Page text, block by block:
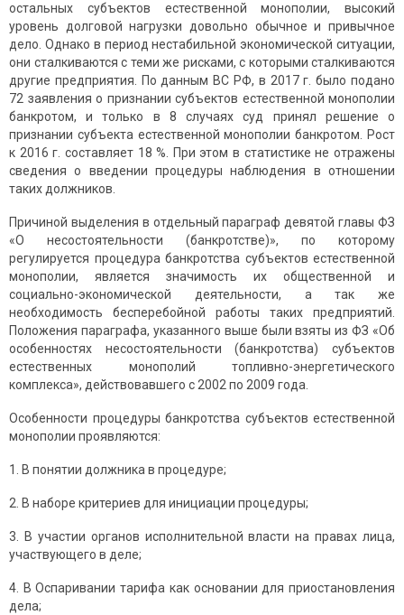
остальных субъектов естественной монополии, высокий
уровень долговой нагрузки довольно обычное и привычное
дело. Однако в период нестабильной экономической ситуации,
они сталкиваются с теми же рисками, с которыми сталкиваются
другие предприятия. По данным ВС РФ, в 2017 г. было подано
72 заявления о признании субъектов естественной монополии
банкротом, и только в 8 случаях суд принял решение о
признании субъекта естественной монополии банкротом. Рост
к 2016 г. составляет 18 %. При этом в статистике не отражены
сведения о введении процедуры наблюдения в отношении
таких должников.
Причиной выделения в отдельный параграф девятой главы ФЗ
«О несостоятельности (банкротстве)», по которому
регулируется процедура банкротства субъектов естественной
монополии, является значимость их общественной и
социально-экономической деятельности, а так же
необходимость бесперебойной работы таких предприятий.
Положения параграфа, указанного выше были взяты из ФЗ «Об
особенностях несостоятельности (банкротства) субъектов
естественных монополий топливно-энергетического
комплекса», действовавшего с 2002 по 2009 года.
Особенности процедуры банкротства субъектов естественной
монополии проявляются:
1. В понятии должника в процедуре;
2. В наборе критериев для инициации процедуры;
3. В участии органов исполнительной власти на правах лица,
участвующего в деле;
4. В Оспаривании тарифа как основании для приостановления
дела;